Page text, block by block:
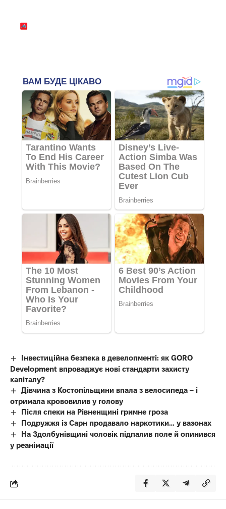
Інвестиційна безпека в девелопменті: як GORO
Development впроваджує нові стандарти захисту
капіталу?
Дівчина з Костопільщини впала з велосипеда – і
отримала крововилив у голову
Після спеки на Рівненщині гримне гроза
Подружжя із Сарн продавало наркотики… у вазонах
На Здолбунівщині чоловік підпалив поле й опинився
у реанімації